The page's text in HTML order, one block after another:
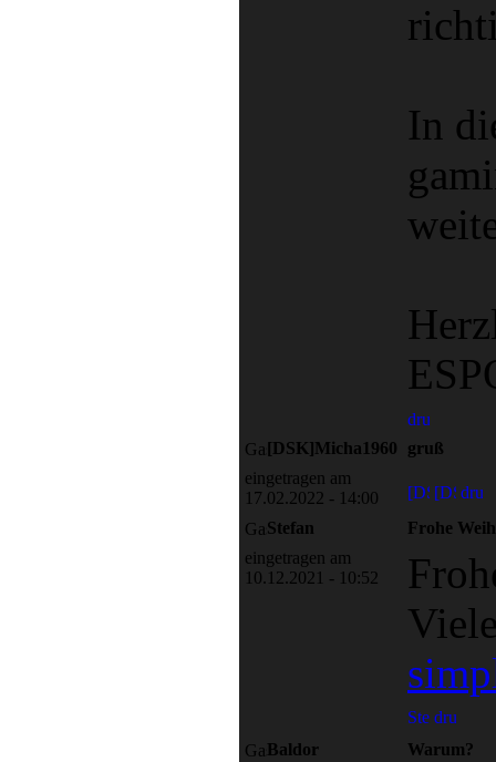
In
[DSK]Micha1960
gruß
eingetragen am
17.02.2022 - 14:00
Stefan
Frohe
eingetragen am
10.12.2021 - 10:52
Baldor
Warum?